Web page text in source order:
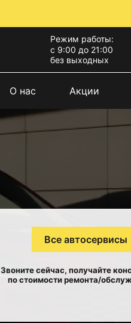
Режим работы:
с 9:00 до 21:00
без выходных
О нас Акции
Все автосервисы
Звоните сейчас, получайте
по стоимости ремонта/